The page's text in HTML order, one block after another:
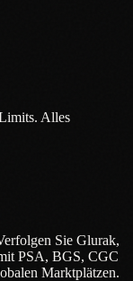
Alles
Sie Glurak,
PSA, BGS, CGC
Marktplätzen.